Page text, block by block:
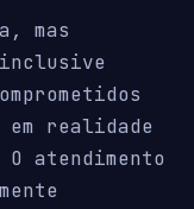
mas
realidade
atendimento